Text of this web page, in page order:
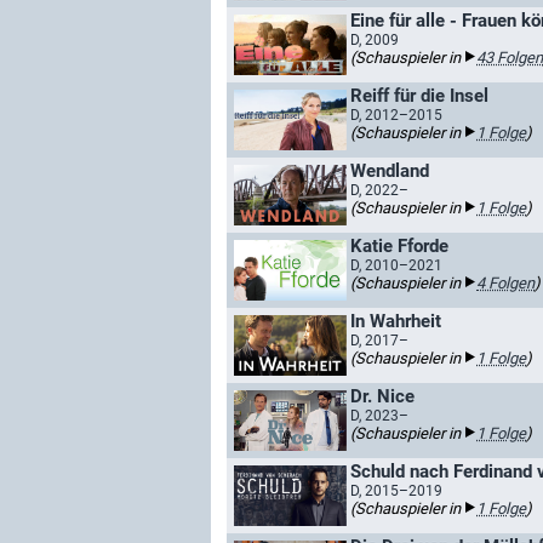
Eine für alle - Frauen
D, 2009
(Schauspieler in 43 Folgen
Reiff für die Insel
D, 2012–2015
(Schauspieler in 1 Folge)
Wendland
D, 2022–
(Schauspieler in 1 Folge)
Katie Fforde
D, 2010–2021
(Schauspieler in 4 Folgen)
In Wahrheit
D, 2017–
(Schauspieler in 1 Folge)
Dr. Nice
D, 2023–
(Schauspieler in 1 Folge)
Schuld nach Ferdinand
D, 2015–2019
(Schauspieler in 1 Folge)